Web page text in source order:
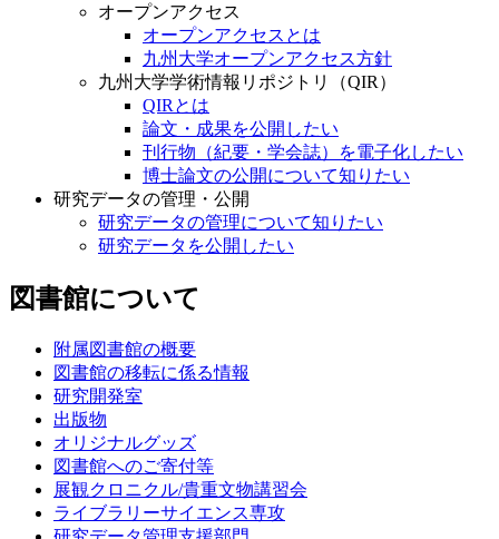
オープンアクセス
オープンアクセスとは
九州大学オープンアクセス方針
九州大学学術情報リポジトリ（QIR）
QIRとは
論文・成果を公開したい
刊行物（紀要・学会誌）を電子化したい
博士論文の公開について知りたい
研究データの管理・公開
研究データの管理について知りたい
研究データを公開したい
図書館について
附属図書館の概要
図書館の移転に係る情報
研究開発室
出版物
オリジナルグッズ
図書館へのご寄付等
展観クロニクル/貴重文物講習会
ライブラリーサイエンス専攻